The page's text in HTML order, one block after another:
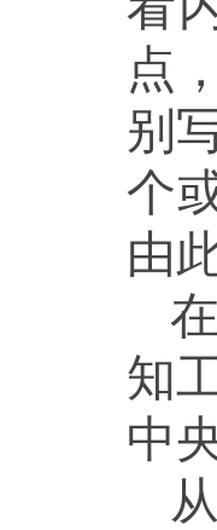
点
别
个
由
知
中